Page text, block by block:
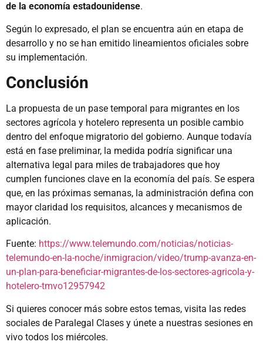
de la economía estadounidense.
Según lo expresado, el plan se encuentra aún en etapa de
desarrollo y no se han emitido lineamientos oficiales sobre
su implementación.
Conclusión
La propuesta de un pase temporal para migrantes en los
sectores agrícola y hotelero representa un posible cambio
dentro del enfoque migratorio del gobierno. Aunque todavía
está en fase preliminar, la medida podría significar una
alternativa legal para miles de trabajadores que hoy
cumplen funciones clave en la economía del país. Se espera
que, en las próximas semanas, la administración defina con
mayor claridad los requisitos, alcances y mecanismos de
aplicación.
Fuente: https://www.telemundo.com/noticias/noticias-
telemundo-en-la-noche/inmigracion/video/trump-avanza-en-
un-plan-para-beneficiar-migrantes-de-los-sectores-agricola-y-
hotelero-tmvo12957942
Si quieres conocer más sobre estos temas, visita las redes
sociales de Paralegal Clases y únete a nuestras sesiones en
vivo todos los miércoles.